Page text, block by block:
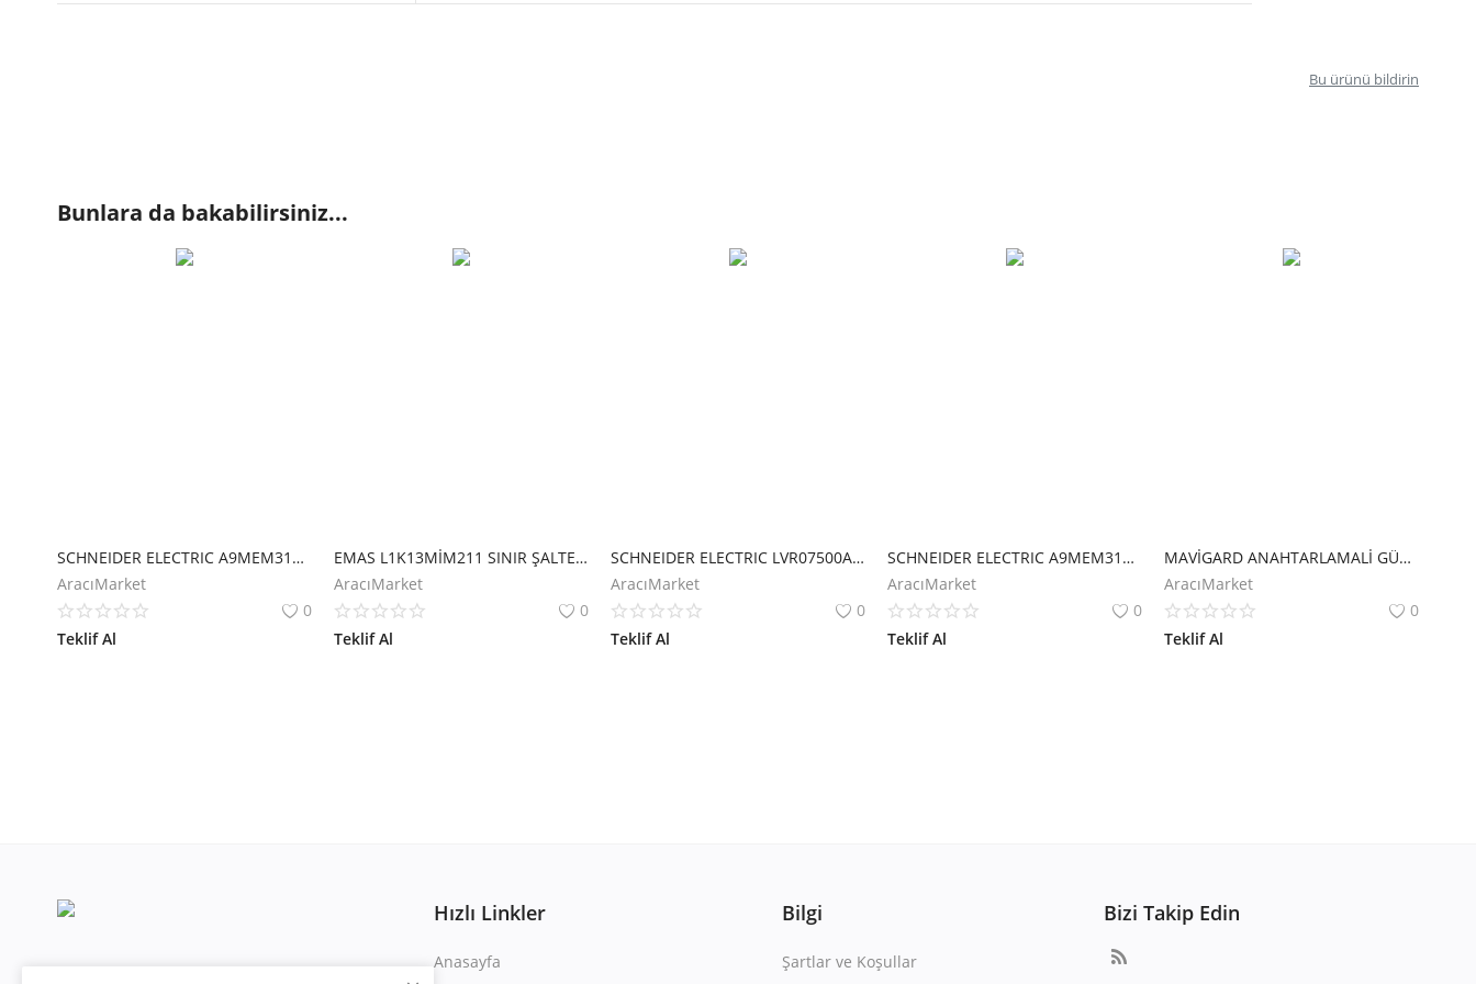
Bu ürünü bildirin
Bunlara da bakabilirsiniz...
SCHNEIDER ELECTRIC A9MEM3110 İEM3110 ENERJİ ÖLÇER - 63 A - 1 DİJİTAL G
AracıMarket
0
Teklif Al
EMAS L1K13MİM211 SINIR ŞALTERİ L1K13MIM211
AracıMarket
0
Teklif Al
SCHNEIDER ELECTRIC LVR07500A40T HARMONİK ÖNLEYİCİ REAKTÖR 50KVAR 190HZ (3,8) %7 50HZ 400V
AracıMarket
0
Teklif Al
SCHNEIDER ELECTRIC A9MEM3115 İEM3110 ENERJİ ÖLÇER - 63 A - 2 DİGİTAL Ç - ÇOKLU TARİFE
AracıMarket
0
Teklif Al
MAVİGARD ANAHTARLAMALİ GÜÇ KAYNAĞİ
AracıMarket
0
Teklif Al
Hızlı Linkler
Anasayfa
Bilgi
Şartlar ve Koşullar
Bizi Takip Edin